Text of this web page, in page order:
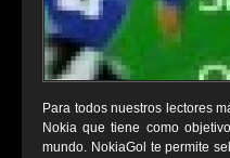
Para todos nuestros lectores
Nokia que tiene como
mundo. NokiaGol te permite